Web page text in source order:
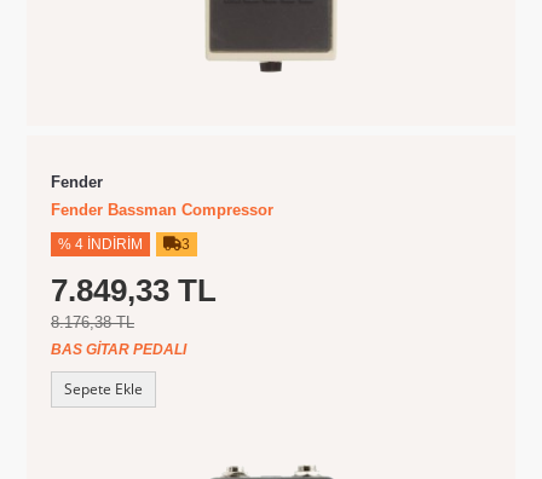
Fender
Fender Bassman Compressor
% 4 İNDIRIM 3
7.849,33 TL
8.176,38 TL
BAS GITAR PEDALI
Sepete Ekle